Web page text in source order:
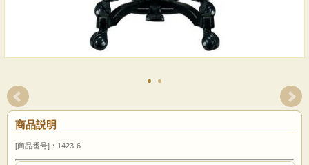
商品説明
[商品番号]：1423-6